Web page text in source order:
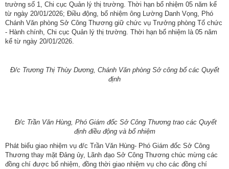
trường số 1, Chi cục Quản lý thị trường. Thời hạn bổ nhiệm 05 năm kể
từ ngày 20/01/2026; Điều động, bổ nhiệm ông Lường Danh Vọng, Phó
Chánh Văn phòng Sở Công Thương giữ chức vụ Trưởng phòng Tổ chức
- Hành chính, Chi cục Quản lý thị trường. Thời hạn bổ nhiệm là 05 năm
kể từ ngày 20/01/2026.
Đ/c Trương Thị Thùy Dương, Chánh Văn phòng Sở công bố các Quyết
định
Đ/c Trần Văn Hùng, Phó Giám đốc Sở Công Thương trao các Quyết
định điều động và bổ nhiệm
Phát biểu giao nhiệm vụ đ/c Trần Văn Hùng- Phó Giám đốc Sở Công
Thương thay mặt Đảng ủy, Lãnh đạo Sở Công Thương chúc mừng các
đồng chí được bổ nhiệm, đồng thời giao nhiệm vụ cho các đồng chí